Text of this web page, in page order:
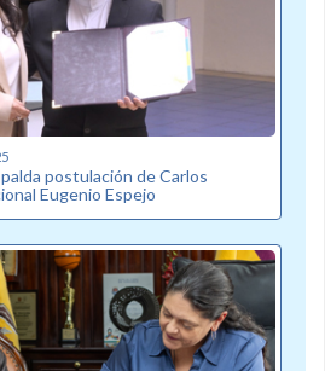
postulación de Carlos
Eugenio Espejo